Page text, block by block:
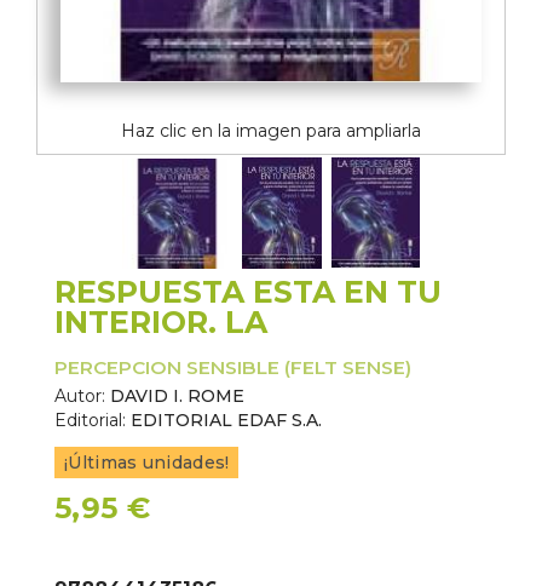
Haz clic en la imagen para ampliarla
RESPUESTA ESTA EN TU
INTERIOR. LA
PERCEPCION SENSIBLE (FELT SENSE)
Autor: DAVID I. ROME
Editorial: EDITORIAL EDAF S.A.
¡Últimas unidades!
5,95 €